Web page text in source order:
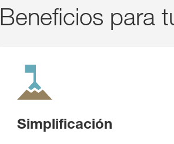
Beneficios para
Simplificación